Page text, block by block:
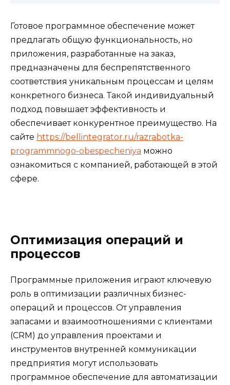
Готовое программное обеспечение может
предлагать общую функциональность, но
приложения, разработанные на заказ,
предназначены для беспрепятственного
соответствия уникальным процессам и целям
конкретного бизнеса. Такой индивидуальный
подход повышает эффективность и
обеспечивает конкурентное преимущество. На
сайте https://bellintegrator.ru/razrabotka-
programmnogo-obespecheniya можно
ознакомиться с компанией, работающей в этой
сфере.
Оптимизация операций и
процессов
Программные приложения играют ключевую
роль в оптимизации различных бизнес-
операций и процессов. От управления
запасами и взаимоотношениями с клиентами
(CRM) до управления проектами и
инструментов внутренней коммуникации
предприятия могут использовать
программное обеспечение для автоматизации